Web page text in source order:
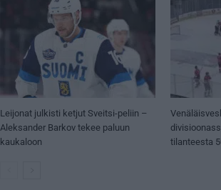
Leijonat julkisti ketjut Sveitsi-peliin –
Aleksander Barkov tekee paluun
kaukaloon
tilanteesta